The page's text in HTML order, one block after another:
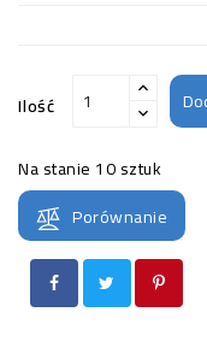
Ilość
Na stanie 10 sztuk
Porównanie